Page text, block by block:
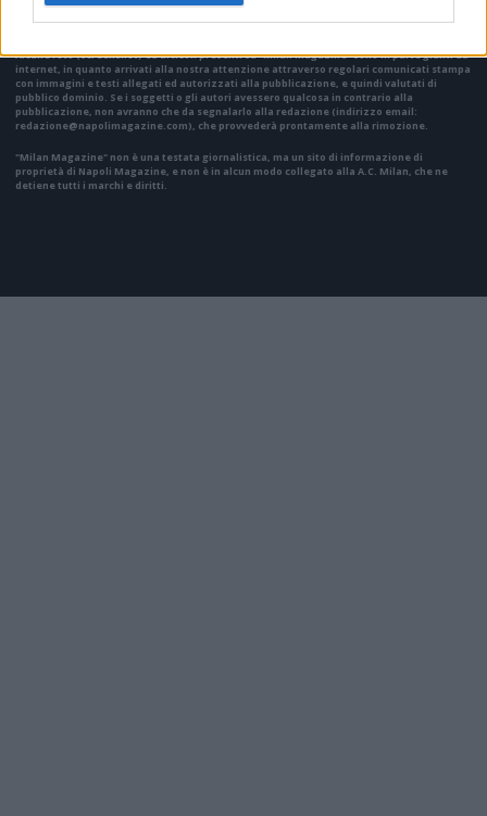
Alcune foto (screenshot) ed articoli presenti su "Milan Magazine" sono in parte giunti da
internet, in quanto arrivati alla nostra attenzione attraverso regolari comunicati stampa
con immagini e testi allegati ed autorizzati alla pubblicazione, e quindi valutati di
pubblico dominio. Se i soggetti o gli autori avessero qualcosa in contrario alla
pubblicazione, non avranno che da segnalarlo alla redazione (indirizzo email:
redazione@napolimagazine.com), che provvederà prontamente alla rimozione.
"Milan Magazine" non è una testata giornalistica, ma un sito di informazione di
proprietà di Napoli Magazine, e non è in alcun modo collegato alla A.C. Milan, che ne
detiene tutti i marchi e diritti.